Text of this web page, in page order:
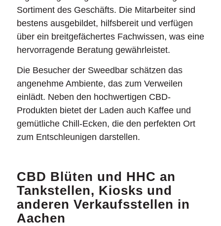
Sortiment des Geschäfts. Die Mitarbeiter sind
bestens ausgebildet, hilfsbereit und verfügen
über ein breitgefächertes Fachwissen, was eine
hervorragende Beratung gewährleistet.
Die Besucher der Sweedbar schätzen das
angenehme Ambiente, das zum Verweilen
einlädt. Neben den hochwertigen CBD-
Produkten bietet der Laden auch Kaffee und
gemütliche Chill-Ecken, die den perfekten Ort
zum Entschleunigen darstellen.
CBD Blüten und HHC an
Tankstellen, Kiosks und
anderen Verkaufsstellen in
Aachen